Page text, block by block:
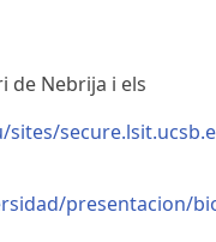
de Nebrija i els
presentacion/